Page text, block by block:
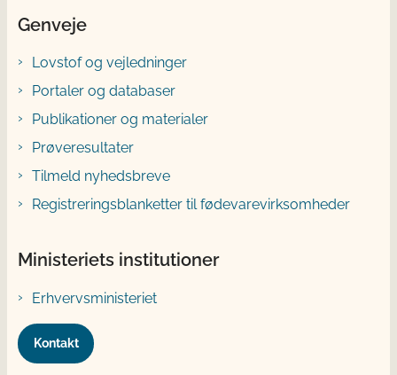
Genveje
Lovstof og vejledninger
Portaler og databaser
Publikationer og materialer
Prøveresultater
Tilmeld nyhedsbreve
Registreringsblanketter til fødevarevirksomheder
Ministeriets institutioner
Erhvervsministeriet
Kontakt